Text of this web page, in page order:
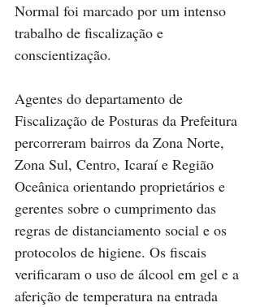
Normal foi marcado por um intenso
trabalho de fiscalização e
conscientização.
Agentes do departamento de
Fiscalização de Posturas da Prefeitura
percorreram bairros da Zona Norte,
Zona Sul, Centro, Icaraí e Região
Oceânica orientando proprietários e
gerentes sobre o cumprimento das
regras de distanciamento social e os
protocolos de higiene. Os fiscais
verificaram o uso de álcool em gel e a
aferição de temperatura na entrada